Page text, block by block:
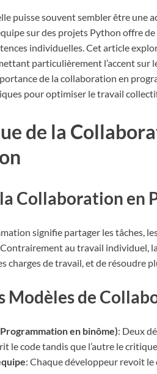
puisse souvent sembler être une
sur des projets Python offre
individuelles. Cet article
particulièrement l’accent sur
de la collaboration en
pour optimiser le travail
de la
Collaboration en
signifie partager les tâches,
au travail individuel,
charges de travail, et de résoudre
Modèles de
en binôme): Deux
le code tandis que l’autre le
: Chaque développeur revoit le